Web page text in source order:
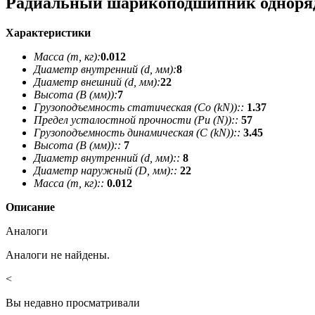
Характеристики
Масса (m, кг):0.012
Диаметр внутренний (d, мм):8
Диаметр внешний (d, мм):22
Высота (В (мм)):7
Грузоподъемность статическая (Co (kN)):: 1.37
Предел усталостной прочности (Pu (N)):: 57
Грузоподъемность динамическая (C (kN)):: 3.45
Высота (В (мм)):: 7
Диаметр внутренний (d, мм):: 8
Диаметр наружный (D, мм):: 22
Масса (m, кг):: 0.012
Описание
Аналоги
Аналоги не найдены.
<
Вы недавно просматривали